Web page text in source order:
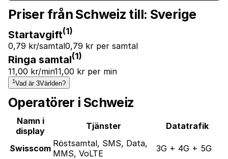
Priser från Schweiz till: Sverige
Startavgift(1)
0,79 kr/samtal0,79 kr per samtal
Ringa samtal(1)
11,00 kr/min11,00 kr per min
1Vad är 3Världen?
Operatörer i Schweiz
Namn i
display
Tjänster Datatrafik
Swisscom Röstsamtal, SMS, Data,
MMS, VoLTE
3G + 4G + 5G